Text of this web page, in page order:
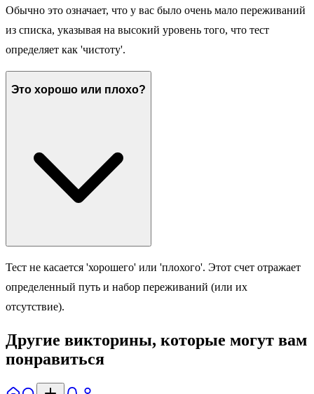
Обычно это означает, что у вас было очень мало переживаний
из списка, указывая на высокий уровень того, что тест
определяет как 'чистоту'.
Это хорошо или плохо?
Тест не касается 'хорошего' или 'плохого'. Этот счет отражает
определенный путь и набор переживаний (или их
отсутствие).
Другие викторины, которые могут вам
понравиться
Главная
Поиск Уведомл.